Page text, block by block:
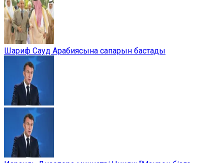
Шариф Сауд Арабиясына сапарын бастады